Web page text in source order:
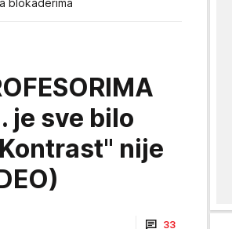
blokaderima
je sve bilo
nije
33